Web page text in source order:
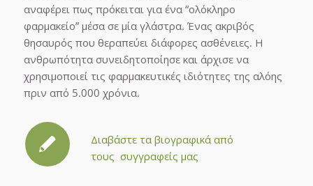
αναφέρει πως πρόκειται για ένα “ολόκληρο
φαρμακείο” μέσα σε μία γλάστρα. Ένας ακριβός
θησαυρός που θεραπεύει διάφορες ασθένειες. Η
ανθρωπότητα συνειδητοποίησε και άρχισε να
χρησιμοποιεί τις φαρμακευτικές ιδιότητες της αλόης
πριν από 5.000 χρόνια.
Διαβάστε τα βιογραφικά από
τους συγγραφείς μας